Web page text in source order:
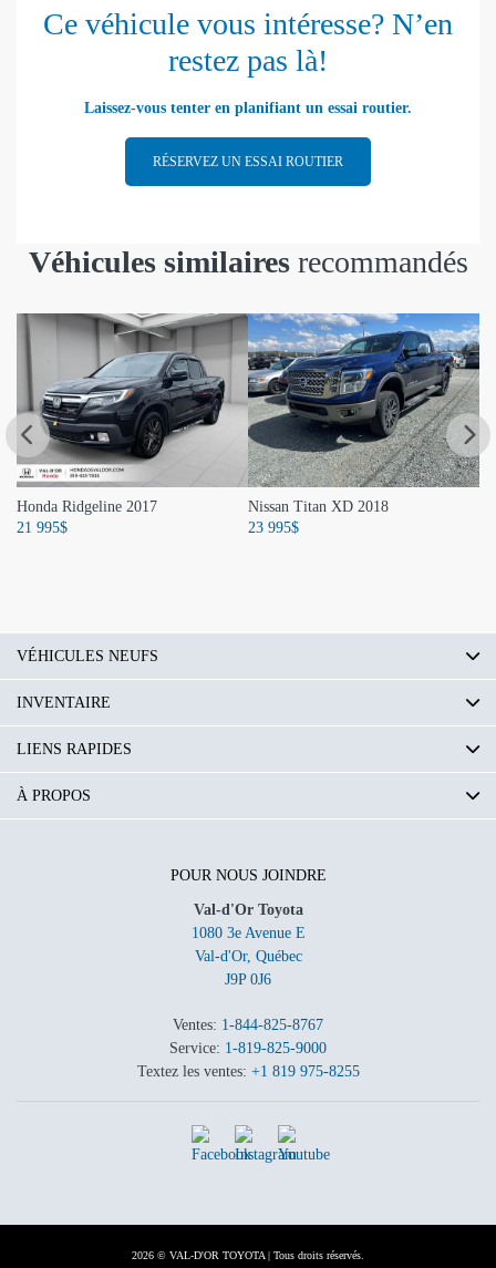
Ce véhicule vous intéresse? N’en
restez pas là!
Laissez-vous tenter en planifiant un essai routier.
RÉSERVEZ UN ESSAI ROUTIER
Véhicules similairesrecommandés
Honda Ridgeline 2017
21 995$
Nissan Titan XD 2018
23 995$
POUR NOUS JOINDRE
Val-d'Or Toyota
1080 3e Avenue E
Val-d'Or, Québec
J9P 0J6
Ventes: 1-844-825-8767
Service: 1-819-825-9000
Textez les ventes: +1 819 975-8255
VÉHICULES NEUFS
INVENTAIRE
LIENS RAPIDES
À PROPOS
2026 © VAL-D'OR TOYOTA| Tous droits réservés.